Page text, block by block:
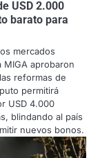
USD 2.000
barato para
mercados
MIGA aprobaron
reformas de
permitirá
USD 4.000
blindando al país
nuevos bonos.